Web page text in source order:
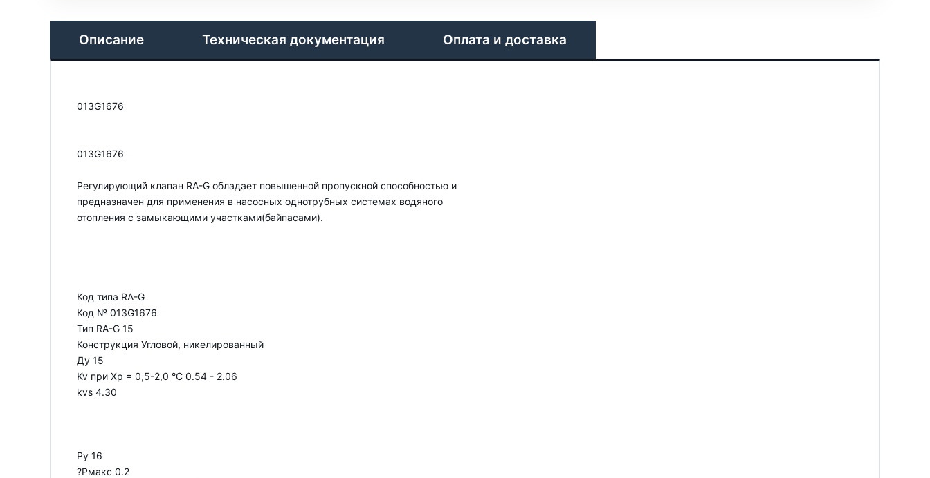
Описание Техническая документация Оплата и доставка
013G1676
013G1676
Регулирующий клапан RA-G обладает повышенной пропускной способностью и
предназначен для применения в насосных однотрубных системах водяного
отопления с замыкающими участками(байпасами).
Код типа RA-G
Код № 013G1676
Тип RA-G 15
Конструкция Угловой, никелированный
Ду 15
Kv при Xp = 0,5-2,0 °С 0.54 - 2.06
kvs 4.30
Ру 16
?Рмакс 0.2